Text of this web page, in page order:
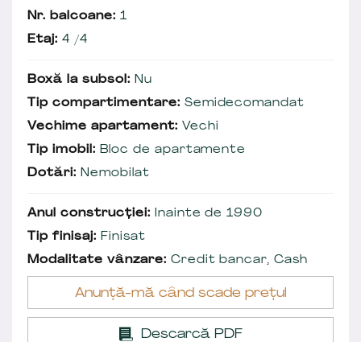
Nr. balcoane: 1
Etaj: 4 /4
Boxă la subsol: Nu
Tip compartimentare: Semidecomandat
Vechime apartament: Vechi
Tip imobil: Bloc de apartamente
Dotări: Nemobilat
Anul construcției: Inainte de 1990
Tip finisaj: Finisat
Modalitate vânzare: Credit bancar, Cash
Anunță-mă când scade prețul
Descarcă PDF